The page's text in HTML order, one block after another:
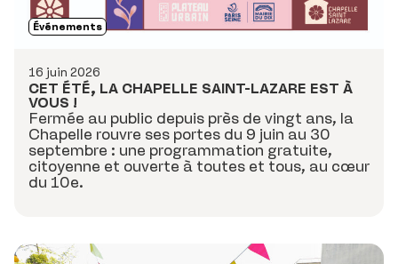
16 juin 2026
Événements
CET ÉTÉ, LA CHAPELLE SAINT-LAZARE EST À
VOUS !
Fermée au public depuis près de vingt ans, la
Chapelle rouvre ses portes du 9 juin au 30
septembre : une programmation gratuite,
citoyenne et ouverte à toutes et tous, au cœur
du 10e.